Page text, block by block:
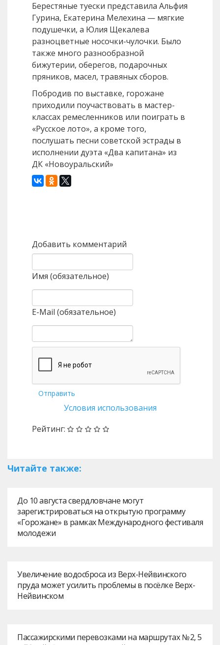
Берестяные туески представила Альфия
Гурина, Екатерина Мелехина — мягкие
подушечки, а Юлия Щекалева
разноцветные носочки-чулочки. Было
также много разнообразной
бижутерии, оберегов, подарочных
пряников, масел, травяных сборов.
Побродив по выставке, горожане
приходили поучаствовать в мастер-
классах ремесленников или поиграть в
«Русское лото», а кроме того,
послушать песни советской эстрады в
исполнении дуэта «Два капитана» из
ДК «Новоуральский»
Добавить комментарий
Имя (обязательное)
E-Mail (обязательное)
Отправить
Условия использования
Рейтинг:
Читайте также:
До 10 августа свердловчане могут
зарегистрироваться на открытую программу
«Горожане» в рамках Международного фестиваля
молодежи
Увеличение водосброса из Верх-Нейвинского
пруда может усилить проблемы в посёлке Верх-
Нейвинском
Пассажирскими перевозками на маршрутах № 2, 5